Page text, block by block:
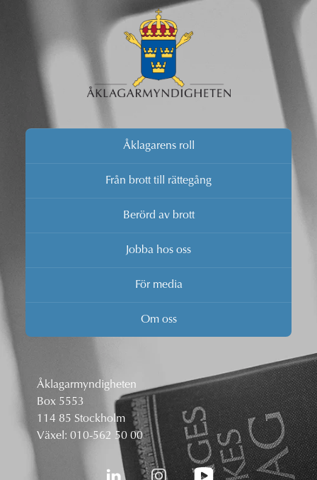
Åklagarens roll
Från brott till rättegång
Berörd av brott
Jobba hos oss
För media
Om oss
Åklagarmyndigheten
Box 5553
114 85 Stockholm
Växel: 010-562 50 00